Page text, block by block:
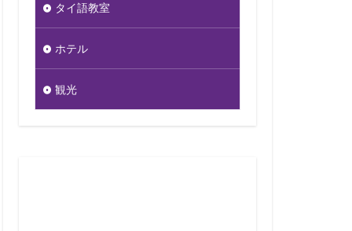
タイ語教室
ホテル
観光